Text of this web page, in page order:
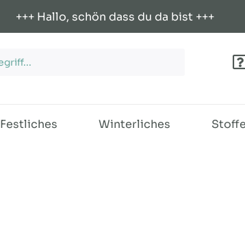
+++ Hallo, schön dass du da bist +++
Festliches Winterliches Stoffe